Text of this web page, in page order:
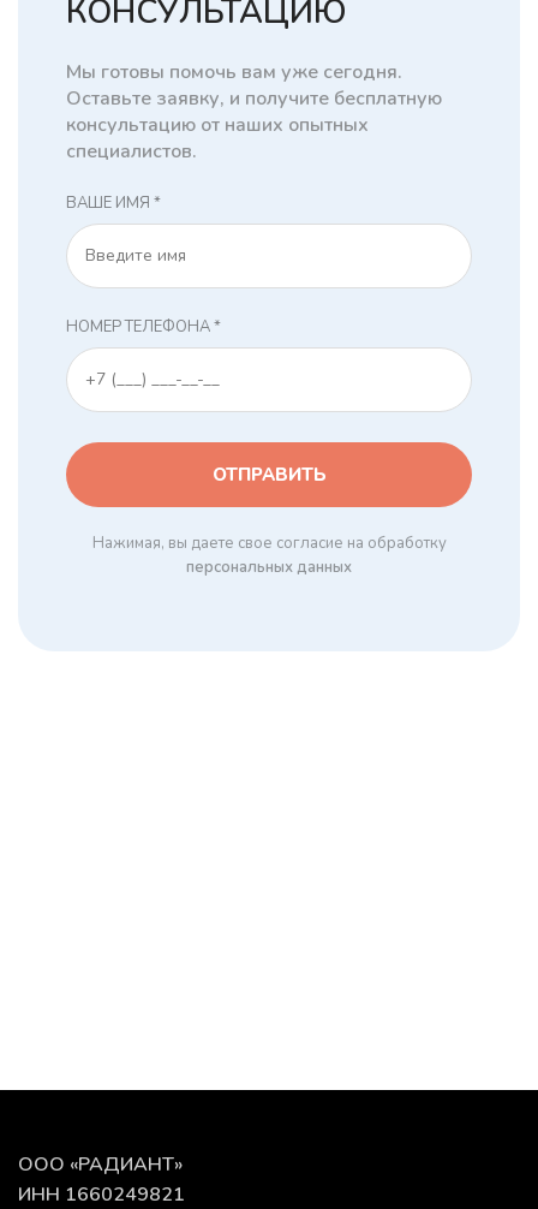
КОНСУЛЬТАЦИЮ
Мы готовы помочь вам уже сегодня.
Оставьте заявку, и получите бесплатную
консультацию от наших опытных
специалистов.
ВАШЕ ИМЯ *
НОМЕР ТЕЛЕФОНА *
Нажимая, вы даете свое согласие на обработку
персональных данных
ООО «РАДИАНТ»
ИНН 1660249821